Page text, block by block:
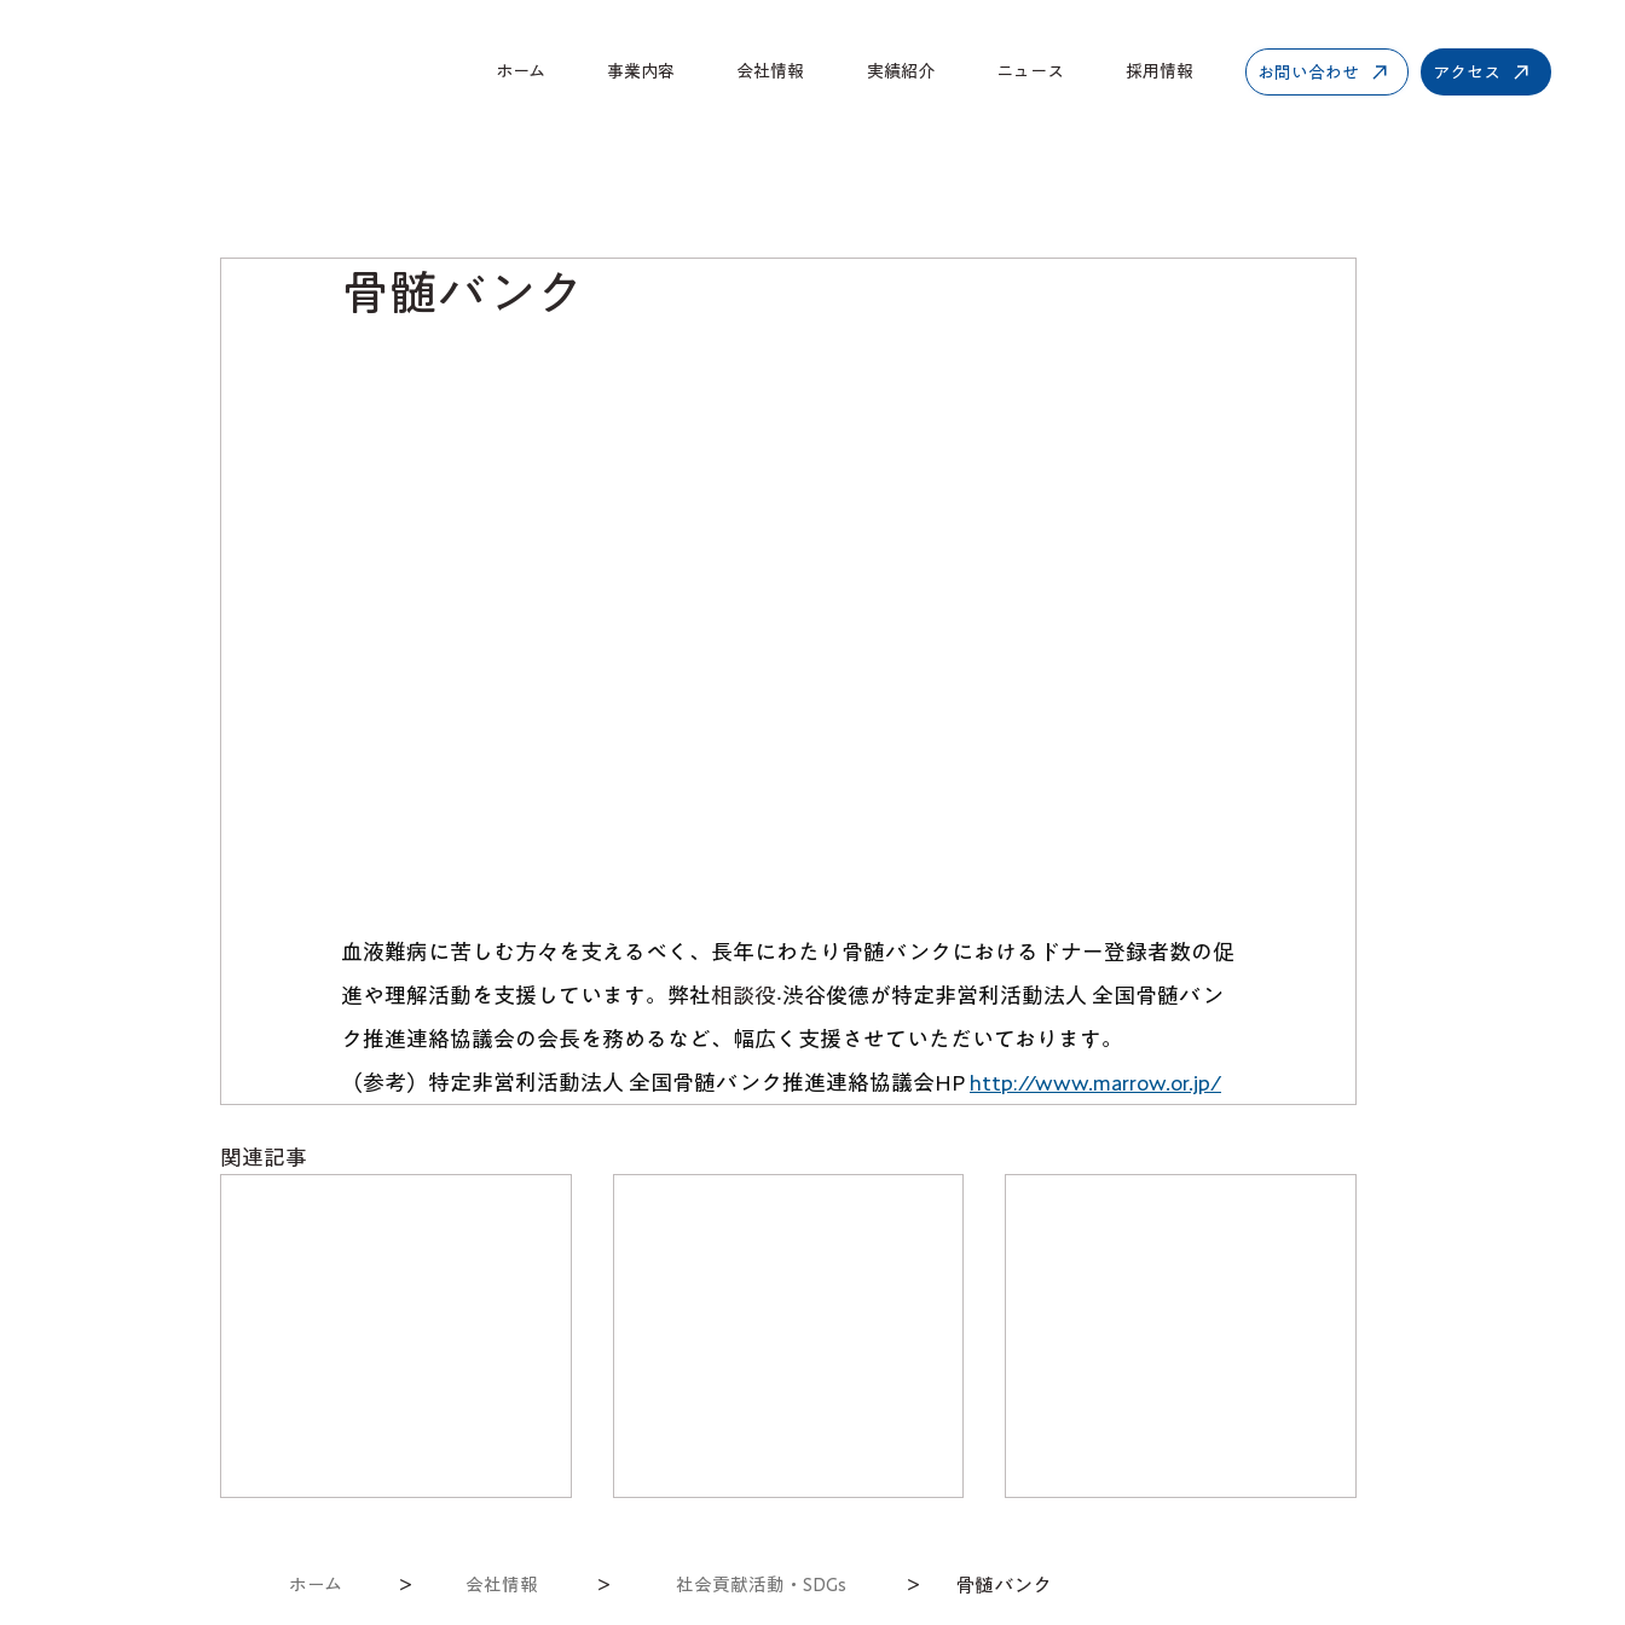
ホーム 事業内容 会社情報 実績紹介 ニュース 採用情報 お問い合わせ アクセス
⾻髄バンク
⾎液難病に苦しむ⽅々を⽀えるべく、長年にわたり⾻髄バンクにおけるドナー登録者数の促
進や理解活動を⽀援しています。弊社相談役‧渋⾕俊德が特定⾮営利活動法⼈ 全国⾻髄バン
ク推進連絡協議会の会⻑を務めるなど、幅広く⽀援させていただいております。
（参考）特定⾮営利活動法⼈ 全国⾻髄バンク推進連絡協議会HP http://www.marrow.or.jp/
関連記事
ホーム ＞ 会社情報 ＞ 社会貢献活動・SDGs ＞ ⾻髄バンク